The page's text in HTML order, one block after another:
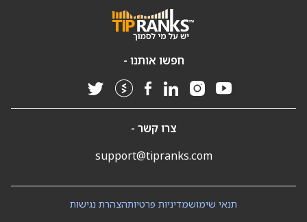
חפשו אותנו -
צרו קשר -
support@tipranks.com
הצהרת נגישותמדיניות פרטיותתנאי שימוש